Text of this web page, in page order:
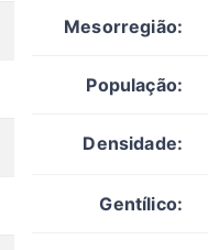
Mesorregião:
População:
Densidade:
Gentílico: